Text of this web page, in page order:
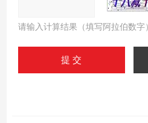
请输入计算结果（填写阿拉伯数字